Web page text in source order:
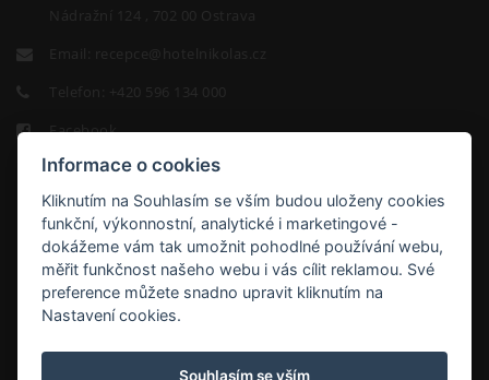
Nádražní 124 , 702 00 Ostrava
Email:
recepce@hotelnikolas.cz
Telefon:
+420 596 134 000
Facebook
HOTEL
NIKOLAS
Informace o cookies
Kliknutím na Souhlasím se vším budou uloženy cookies
funkční, výkonnostní, analytické i marketingové -
dokážeme vám tak umožnit pohodlné používání webu,
měřit funkčnost našeho webu i vás cílit reklamou. Své
preference můžete snadno upravit kliknutím na
Nastavení cookies.
Souhlasím se vším